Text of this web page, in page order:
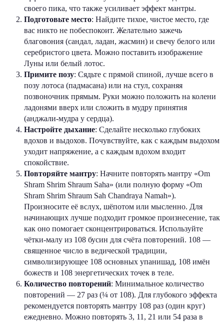
своего пика, что также усиливает эффект мантры.
Подготовьте место: Найдите тихое, чистое место, где
вас никто не побеспокоит. Желательно зажечь
благовония (сандал, ладан, жасмин) и свечу белого или
серебристого цвета. Можно поставить изображение
Луны или белый лотос.
Примите позу: Сядьте с прямой спиной, лучше всего в
позу лотоса (падмасана) или на стул, сохраняя
позвоночник прямым. Руки можно положить на колени
ладонями вверх или сложить в мудру принятия
(анджали-мудра у сердца).
Настройте дыхание: Сделайте несколько глубоких
вдохов и выдохов. Почувствуйте, как с каждым выдохом
уходит напряжение, а с каждым вдохом входит
спокойствие.
Повторяйте мантру: Начните повторять мантру «Om
Shram Shrim Shraum Saha» (или полную форму «Om
Shram Shrim Shraum Sah Chandraya Namah»).
Произносите её вслух, шёпотом или мысленно. Для
начинающих лучше подходит громкое произнесение, так
как оно помогает сконцентрироваться. Используйте
чётки-малу из 108 бусин для счёта повторений. 108 —
священное число в ведической традиции,
символизирующее 108 основных упанишад, 108 имён
божеств и 108 энергетических точек в теле.
Количество повторений: Минимальное количество
повторений — 27 раз (¼ от 108). Для глубокого эффекта
рекомендуется повторять мантру 108 раз (один круг)
ежедневно. Можно повторять 3, 11, 21 или 54 раза в